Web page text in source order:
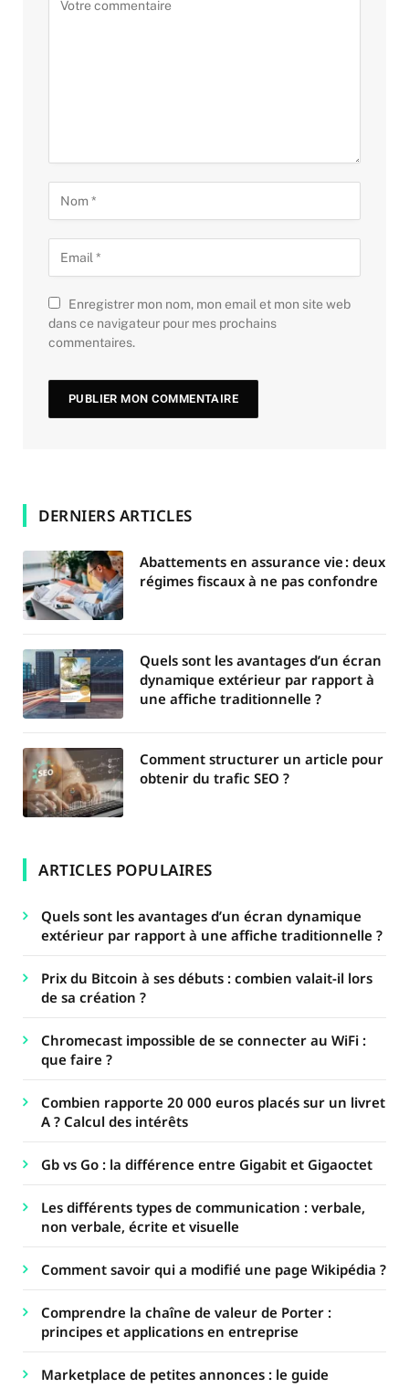
Enregistrer mon nom, mon email et mon site web
dans ce navigateur pour mes prochains
commentaires.
DERNIERS ARTICLES
Abattements en assurance vie : deux
régimes fiscaux à ne pas confondre
Quels sont les avantages d’un écran
dynamique extérieur par rapport à
une affiche traditionnelle ?
Comment structurer un article pour
obtenir du trafic SEO ?
ARTICLES POPULAIRES
Quels sont les avantages d’un écran dynamique
extérieur par rapport à une affiche traditionnelle ?
Prix du Bitcoin à ses débuts : combien valait-il lors
de sa création ?
Chromecast impossible de se connecter au WiFi :
que faire ?
Combien rapporte 20 000 euros placés sur un livret
A ? Calcul des intérêts
Gb vs Go : la différence entre Gigabit et Gigaoctet
Les différents types de communication : verbale,
non verbale, écrite et visuelle
Comment savoir qui a modifié une page Wikipédia ?
Comprendre la chaîne de valeur de Porter :
principes et applications en entreprise
Marketplace de petites annonces : le guide